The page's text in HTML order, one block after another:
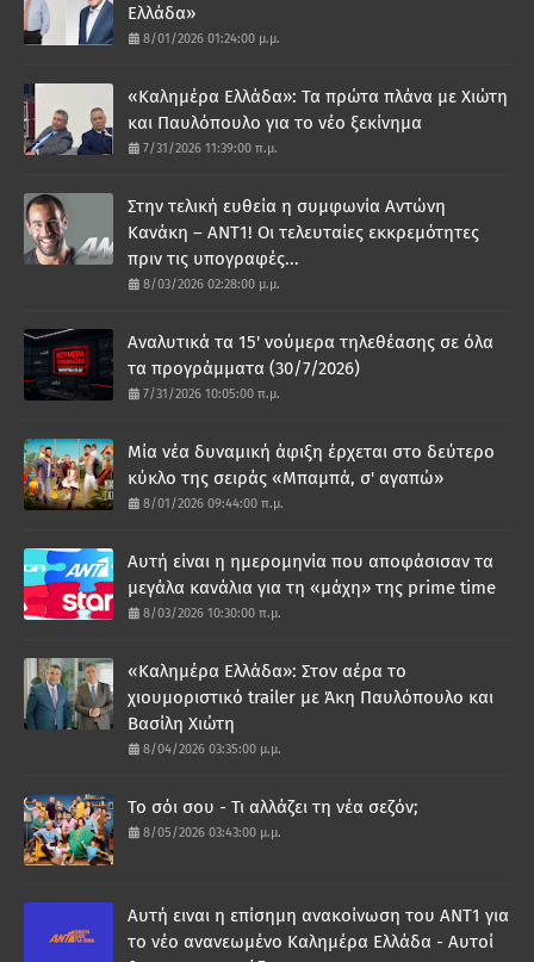
Ελλάδα»
8/01/2026 01:24:00 μ.μ.
«Καλημέρα Ελλάδα»: Τα πρώτα πλάνα με Χιώτη
και Παυλόπουλο για το νέο ξεκίνημα
7/31/2026 11:39:00 π.μ.
Στην τελική ευθεία η συμφωνία Αντώνη
Κανάκη – ΑΝΤ1! Οι τελευταίες εκκρεμότητες
πριν τις υπογραφές...
8/03/2026 02:28:00 μ.μ.
Αναλυτικά τα 15' νούμερα τηλεθέασης σε όλα
τα προγράμματα (30/7/2026)
7/31/2026 10:05:00 π.μ.
Μία νέα δυναμική άφιξη έρχεται στο δεύτερο
κύκλο της σειράς «Μπαμπά, σ' αγαπώ»
8/01/2026 09:44:00 π.μ.
Αυτή είναι η ημερομηνία που αποφάσισαν τα
μεγάλα κανάλια για τη «μάχη» της prime time
8/03/2026 10:30:00 π.μ.
«Καλημέρα Ελλάδα»: Στον αέρα το
χιουμοριστικό trailer με Άκη Παυλόπουλο και
Βασίλη Χιώτη
8/04/2026 03:35:00 μ.μ.
Το σόι σου - Τι αλλάζει τη νέα σεζόν;
8/05/2026 03:43:00 μ.μ.
Αυτή ειναι η επίσημη ανακοίνωση του ΑΝΤ1 για
το νέο ανανεωμένο Καλημέρα Ελλάδα - Αυτοί